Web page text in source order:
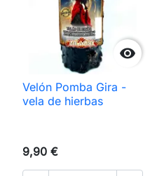

Velón Pomba Gira -
vela de hierbas
9,90 €